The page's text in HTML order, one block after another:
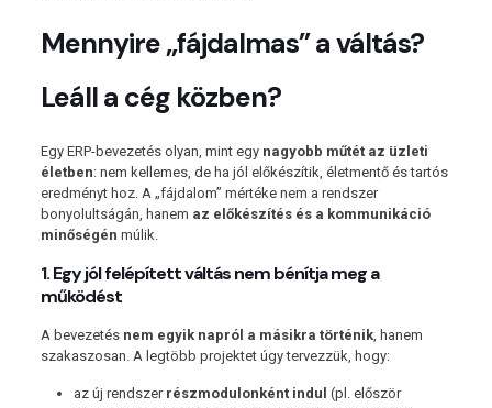
Mennyire „fájdalmas” a váltás?
Leáll a cég közben?
Egy ERP-bevezetés olyan, mint egy nagyobb műtét az üzleti
életben: nem kellemes, de ha jól előkészítik, életmentő és tartós
eredményt hoz. A „fájdalom” mértéke nem a rendszer
bonyolultságán, hanem az előkészítés és a kommunikáció
minőségén múlik.
1. Egy jól felépített váltás nem bénítja meg a
működést
A bevezetés nem egyik napról a másikra történik, hanem
szakaszosan. A legtöbb projektet úgy tervezzük, hogy:
az új rendszer részmodulonként indul (pl. először